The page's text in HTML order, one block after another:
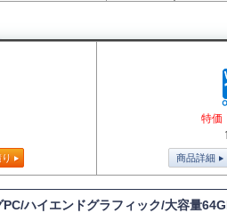
り
特価
商品詳細
ハイエンドグラフィック/大容量